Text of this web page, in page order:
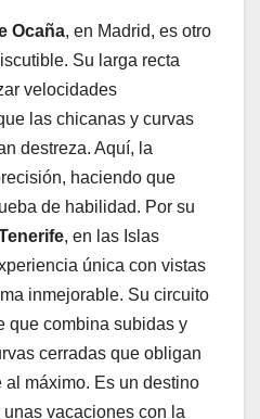
Ocaña, en Madrid, es otro
Su larga recta
velocidades
las chicanas y curvas
destreza. Aquí, la
haciendo que
de habilidad. Por su
, en las Islas
única con vistas
inmejorable. Su circuito
que combina subidas y
cerradas que obligan
máximo. Es un destino
vacaciones con la